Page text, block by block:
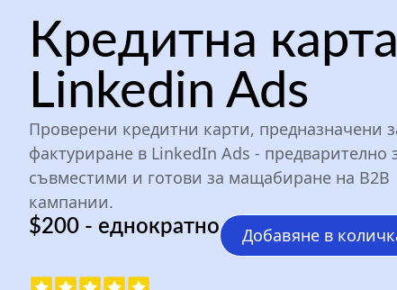
Кредитна карта
Linkedin Ads
Проверени кредитни карти, предназначени
фактуриране в LinkedIn Ads - предварително
съвместими и готови за мащабиране на B2B
кампании.
$200 - еднократно
Добавяне в